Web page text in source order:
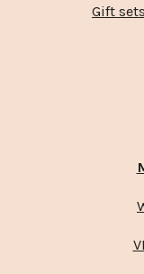
Gift